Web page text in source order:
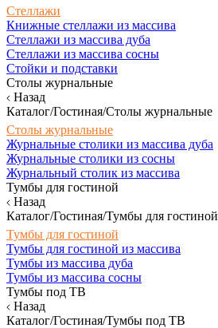
Стеллажи
Книжные стеллажи из массива
Стеллажи из массива дуба
Стеллажи из массива сосны
Стойки и подставки
Столы журнальные
Назад
Каталог/Гостиная/Столы журнальные
Столы журнальные
Журнальные столики из массива дуба
Журнальные столики из сосны
Журнальный столик из массива
Тумбы для гостиной
Назад
Каталог/Гостиная/Тумбы для гостиной
Тумбы для гостиной
Тумбы для гостиной из массива
Тумбы из массива дуба
Тумбы из массива сосны
Тумбы под ТВ
Назад
Каталог/Гостиная/Тумбы под ТВ